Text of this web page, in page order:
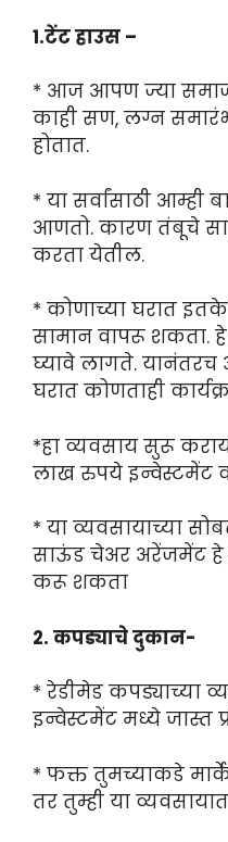
1.टेंट हाउस –
* आज आपण ज्या
काही सण, लग्न
होतात.
* या सर्वांसाठी आम्ही
आणतो. कारण तंबूचे
करता येतील.
* कोणाच्या घरात
सामान वापरू शकता. हे
घ्यावे लागते.
घरात कोणताही
*हा व्यवसाय सुरू
लाख रुपये इन्वेस्टमेंट
* या व्यवसायाच्या
साऊंड चेअर अरेंजमेंट हे
करू शकता
2. कपड्याचे दुकान-
* रेडीमेड कपड्याच्या
इन्वेस्टमेंट मध्ये जास्त
* फक्त तुमच्याकडे
तर तुम्ही या